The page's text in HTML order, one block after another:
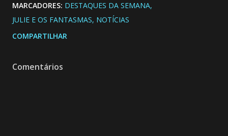
MARCADORES: DESTAQUES DA SEMANA
JULIE E OS FANTASMAS NOTÍCIAS
COMPARTILHAR
Comentários